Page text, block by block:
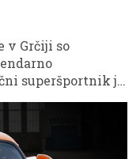
v Grčiji so
superšportnik je